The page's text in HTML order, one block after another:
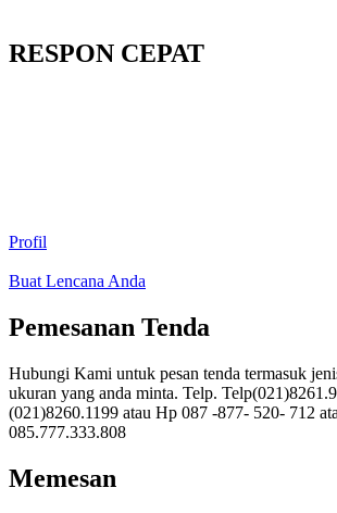
RESPON CEPAT
Profil
Buat Lencana Anda
Pemesanan Tenda
Hubungi Kami untuk pesan tenda termasuk
ukuran yang anda minta. Telp.
(021)8260.1199 atau Hp 087 -877- 520- 712
085.777.333.808
Memesan